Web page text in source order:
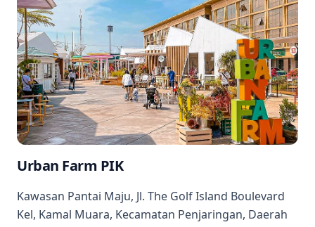
Urban Farm PIK
Kawasan Pantai Maju, Jl. The Golf Island Boulevard
Kel, Kamal Muara, Kecamatan Penjaringan, Daerah